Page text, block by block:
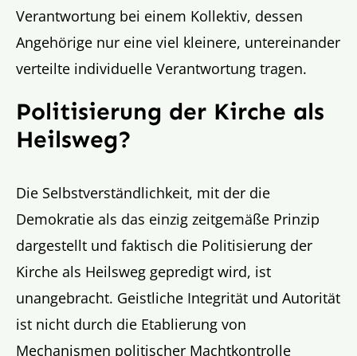
Verantwortung bei einem Kollektiv, dessen
Angehörige nur eine viel kleinere, untereinander
verteilte individuelle Verantwortung tragen.
Politisierung der Kirche als
Heilsweg?
Die Selbstverständlichkeit, mit der die
Demokratie als das einzig zeitgemäße Prinzip
dargestellt und faktisch die Politisierung der
Kirche als Heilsweg gepredigt wird, ist
unangebracht. Geistliche Integrität und Autorität
ist nicht durch die Etablierung von
Mechanismen politischer Machtkontrolle